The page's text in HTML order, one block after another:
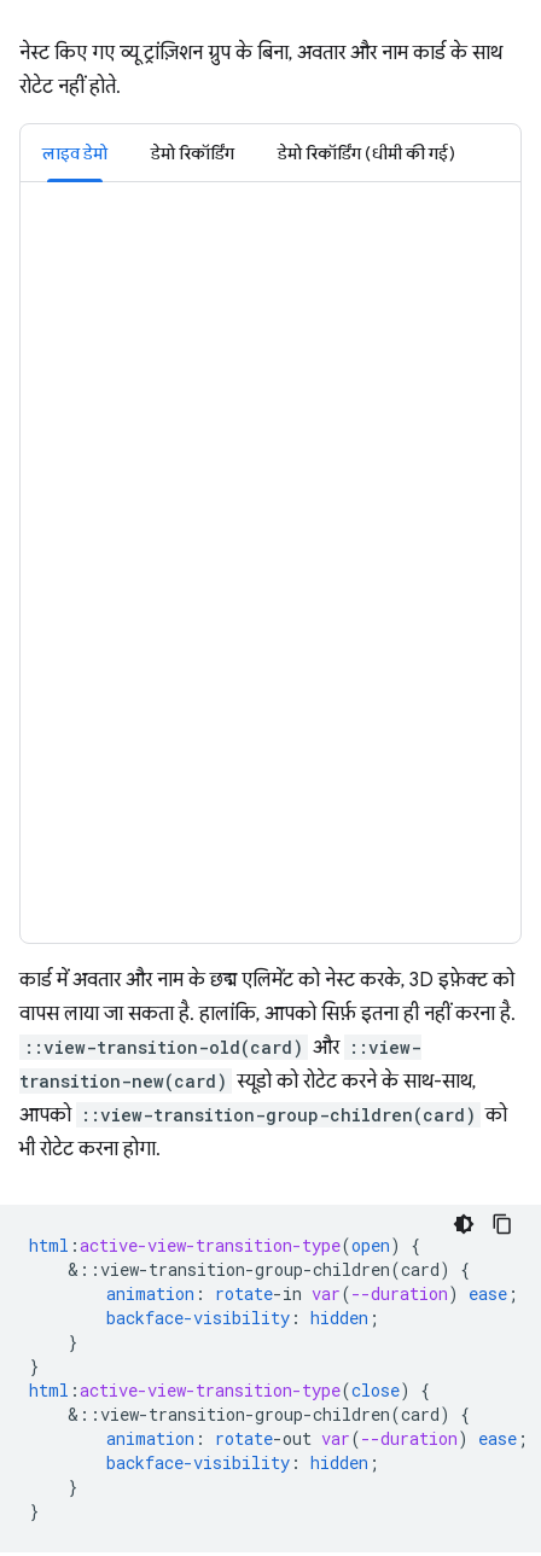
नेस्ट किए गए व्यू ट्रांज़िशन ग्रुप के बिना, अवतार और नाम कार्ड के साथ
रोटेट नहीं होते.
लाइव डेमो डेमो रिकॉर्डिंग डेमो रिकॉर्डिंग (धीमी की गई)
कार्ड में अवतार और नाम के छद्म एलिमेंट को नेस्ट करके, 3D इफ़ेक्ट को
वापस लाया जा सकता है. हालांकि, आपको सिर्फ़ इतना ही नहीं करना है.
::view-transition-old(card) और ::view-
transition-new(card) स्यूडो को रोटेट करने के साथ-साथ,
आपको ::view-transition-group-children(card) को
भी रोटेट करना होगा.
html :active-view-transition-type(open)
{
& ::view-transition-group-children(card)
{
animation : rotate-in var(--duration) ease ;
backface-visibility : hidden ;
}
}
html :active-view-transition-type(close)
{
& ::view-transition-group-children(card)
{
animation : rotate-out var(--duration) ease ;
backface-visibility : hidden ;
}
}